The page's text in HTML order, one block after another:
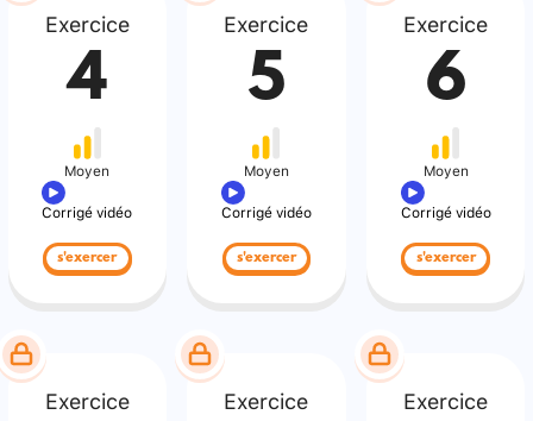
Exercice
4
Moyen
Corrigé vidéo
s'exercer
Exercice
5
Moyen
Corrigé vidéo
s'exercer
Exercice
6
Moyen
Corrigé vidéo
s'exercer
Exercice Exercice Exercice